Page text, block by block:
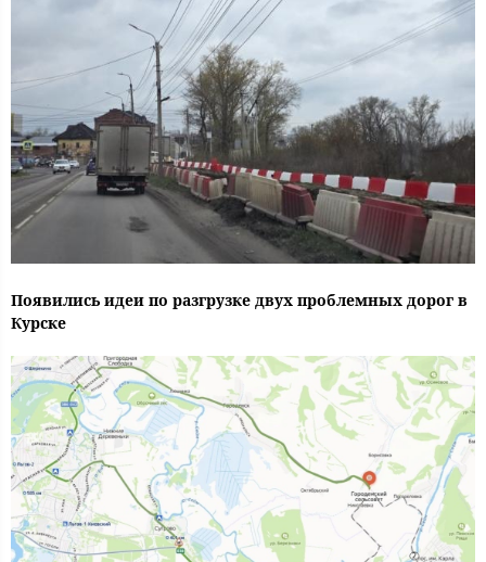
Появились идеи по разгрузке двух проблемных дорог в
Курске